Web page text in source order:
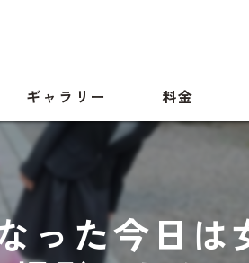
ギャラリー 料金
った今日は